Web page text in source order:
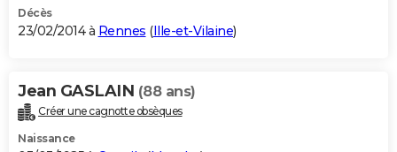
Décès
23/02/2014 à Rennes (Ille-et-Vilaine)
Jean GASLAIN (88 ans)
Créer une cagnotte obsèques
Naissance